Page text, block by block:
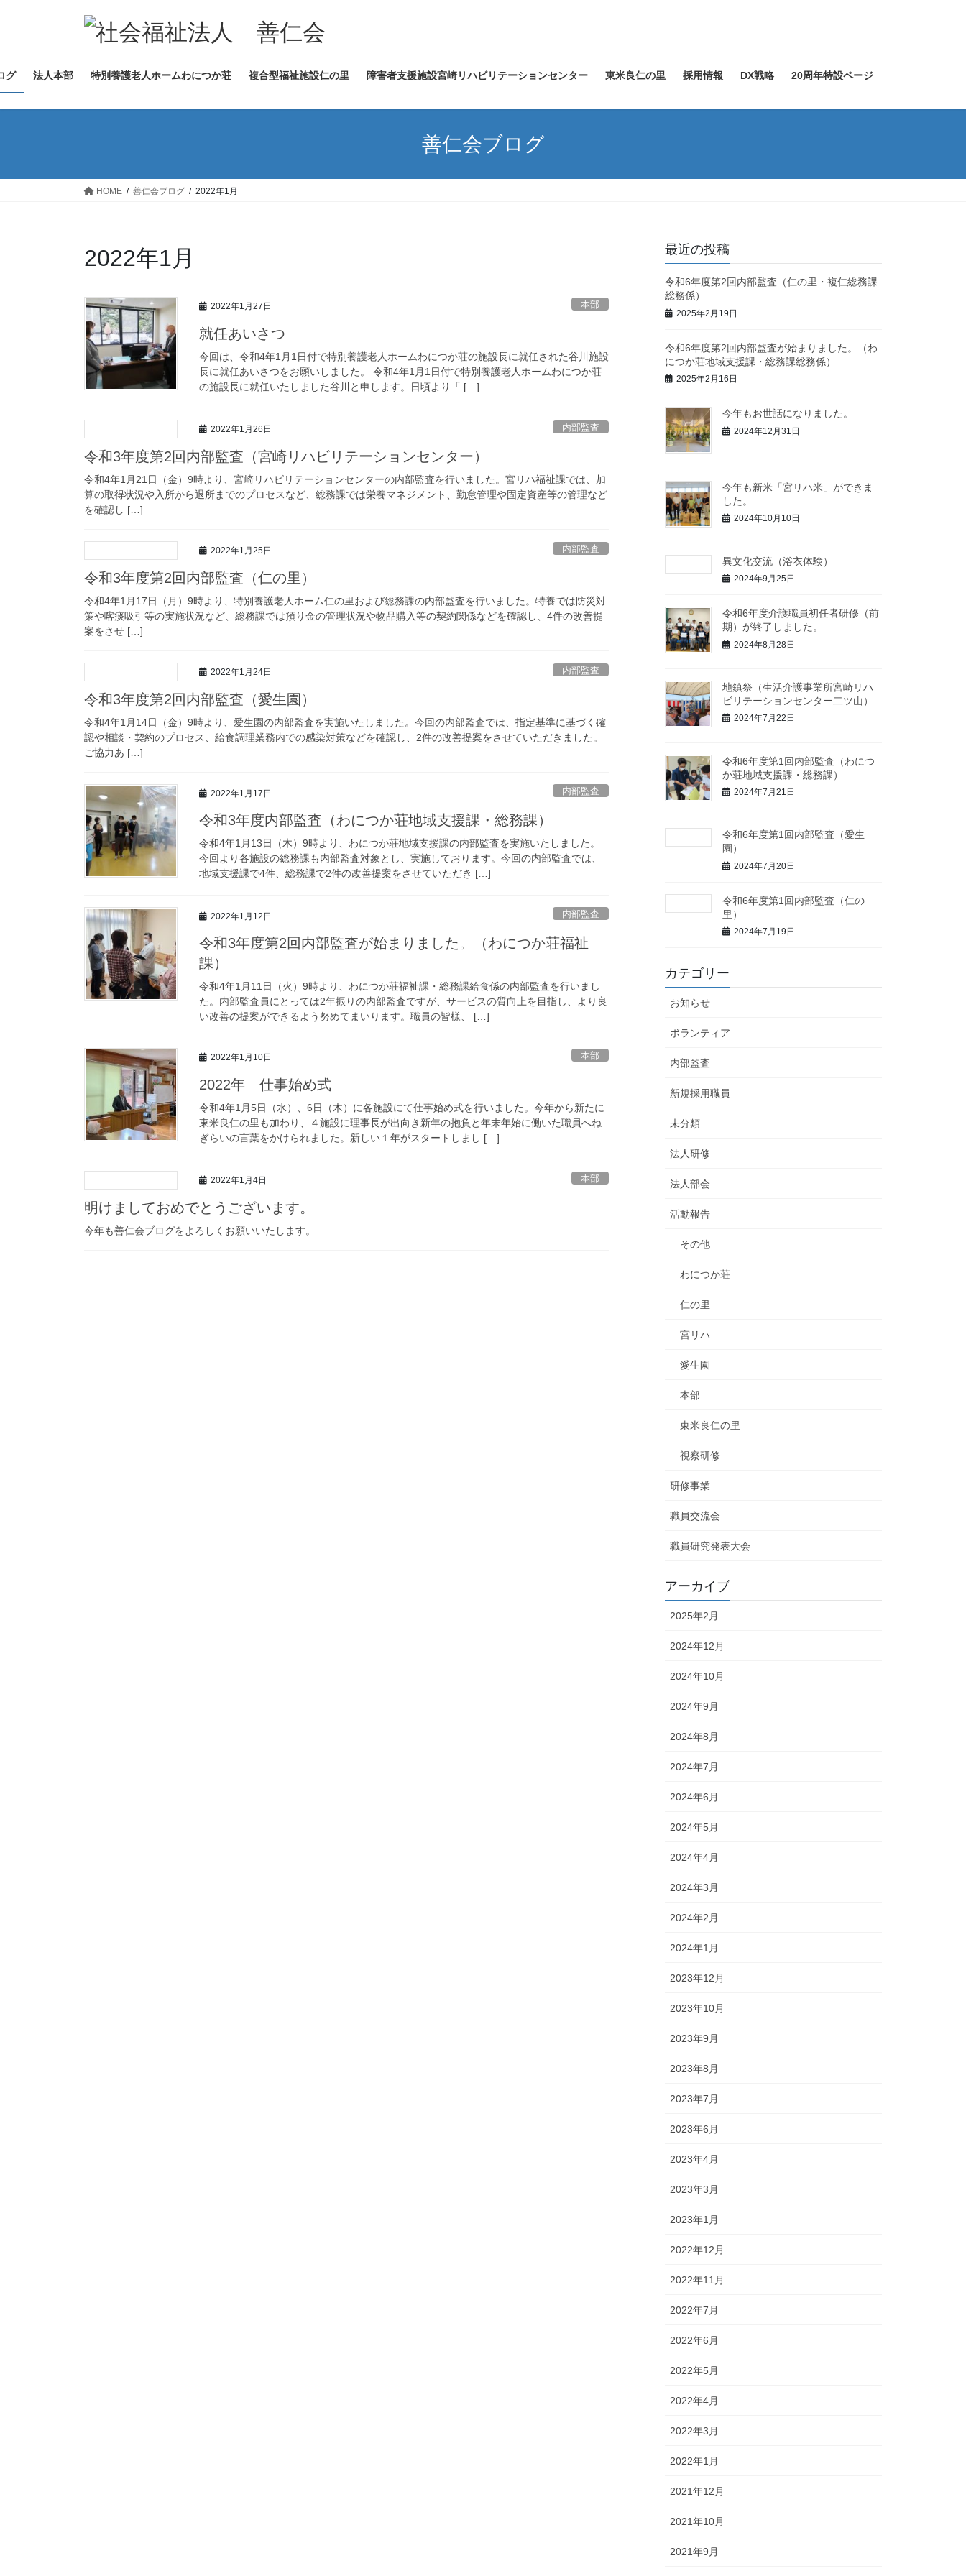
ツ
へ
ス
シ
ョ
ン
グ 法人本部 特別養護老人ホームわにつか荘 複合型福祉施設仁の里 障害者支援施設宮崎リハビリテーションセンター 東米良仁の里 採用情報 DX戦略 20周年特設ページ
善仁会ブログ
HOME 善仁会ブログ 2022年1月
2022年1月
2022年1月27日 本部
就任あいさつ
今回は、令和4年1月1日付で特別養護老人ホームわにつか荘の施設長に就任された谷川施設
長に就任あいさつをお願いしました。 令和4年1月1日付で特別養護老人ホームわにつか荘
の施設長に就任いたしました谷川と申します。日頃より「 […]
2022年1月26日 内部監査
令和3年度第2回内部監査（宮崎リハビリテーションセンター）
令和4年1月21日（金）9時より、宮崎リハビリテーションセンターの内部監査を行いました。宮リハ福祉課では、加
算の取得状況や入所から退所までのプロセスなど、総務課では栄養マネジメント、勤怠管理や固定資産等の管理など
を確認し […]
2022年1月25日 内部監査
令和3年度第2回内部監査（仁の里）
令和4年1月17日（月）9時より、特別養護老人ホーム仁の里および総務課の内部監査を行いました。特養では防災対
策や喀痰吸引等の実施状況など、総務課では預り金の管理状況や物品購入等の契約関係などを確認し、4件の改善提
案をさせ […]
2022年1月24日 内部監査
令和3年度第2回内部監査（愛生園）
令和4年1月14日（金）9時より、愛生園の内部監査を実施いたしました。今回の内部監査では、指定基準に基づく確
認や相談・契約のプロセス、給食調理業務内での感染対策などを確認し、2件の改善提案をさせていただきました。
ご協力あ […]
2022年1月17日 内部監査
令和3年度内部監査（わにつか荘地域支援課・総務課）
令和4年1月13日（木）9時より、わにつか荘地域支援課の内部監査を実施いたしました。
今回より各施設の総務課も内部監査対象とし、実施しております。今回の内部監査では、
地域支援課で4件、総務課で2件の改善提案をさせていただき […]
2022年1月12日 内部監査
令和3年度第2回内部監査が始まりました。（わにつか荘福祉
課）
令和4年1月11日（火）9時より、わにつか荘福祉課・総務課給食係の内部監査を行いまし
た。内部監査員にとっては2年振りの内部監査ですが、サービスの質向上を目指し、より良
い改善の提案ができるよう努めてまいります。職員の皆様、 […]
2022年1月10日 本部
2022年 仕事始め式
令和4年1月5日（水）、6日（木）に各施設にて仕事始め式を行いました。今年から新たに
東米良仁の里も加わり、４施設に理事長が出向き新年の抱負と年末年始に働いた職員へね
ぎらいの言葉をかけられました。新しい１年がスタートしまし […]
2022年1月4日 本部
明けましておめでとうございます。
今年も善仁会ブログをよろしくお願いいたします。
最近の投稿
令和6年度第2回内部監査（仁の里・複仁総務課
総務係）
2025年2月19日
令和6年度第2回内部監査が始まりました。（わ
につか荘地域支援課・総務課総務係）
2025年2月16日
今年もお世話になりました。
2024年12月31日
今年も新米「宮リハ米」ができま
した。
2024年10月10日
異文化交流（浴衣体験）
2024年9月25日
令和6年度介護職員初任者研修（前
期）が終了しました。
2024年8月28日
地鎮祭（生活介護事業所宮崎リハ
ビリテーションセンター二ツ山）
2024年7月22日
令和6年度第1回内部監査（わにつ
か荘地域支援課・総務課）
2024年7月21日
令和6年度第1回内部監査（愛生
園）
2024年7月20日
令和6年度第1回内部監査（仁の
里）
2024年7月19日
カテゴリー
お知らせ
ボランティア
内部監査
新規採用職員
未分類
法人研修
法人部会
活動報告
その他
わにつか荘
仁の里
宮リハ
愛生園
本部
東米良仁の里
視察研修
研修事業
職員交流会
職員研究発表大会
アーカイブ
2025年2月
2024年12月
2024年10月
2024年9月
2024年8月
2024年7月
2024年6月
2024年5月
2024年4月
2024年3月
2024年2月
2024年1月
2023年12月
2023年10月
2023年9月
2023年8月
2023年7月
2023年6月
2023年4月
2023年3月
2023年1月
2022年12月
2022年11月
2022年7月
2022年6月
2022年5月
2022年4月
2022年3月
2022年1月
2021年12月
2021年10月
2021年9月